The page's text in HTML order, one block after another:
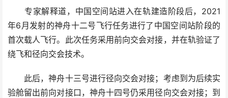
专家解释道，中国空间站进入在轨建造阶段后，2021
年6月发射的神舟十二号飞行任务进行了中国空间站阶段的
首次载人飞行。此次任务采用前向交会对接，并在轨验证了
绕飞和径向交会技术。
此后，神舟十三号进行径向交会对接；考虑到为后续实
验舱留出前向对接口，神舟十四号仍采用径向交会对接；到